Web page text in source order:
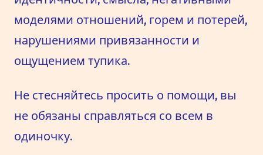
моделями отношений, горем и потерей,
нарушениями привязанности и
ощущением тупика.
Не стесняйтесь просить о помощи, вы
не обязаны справляться со всем в
одиночку.